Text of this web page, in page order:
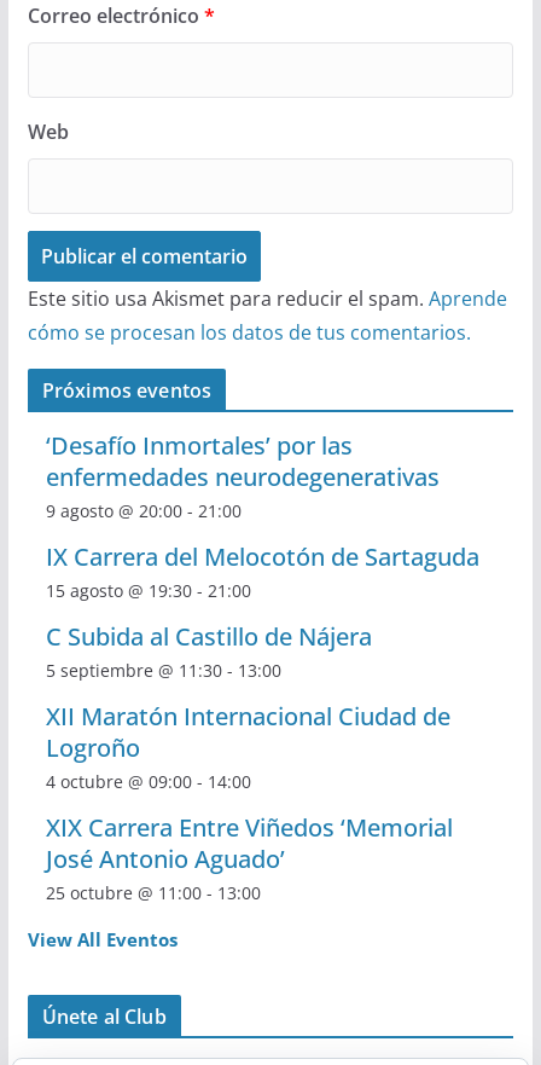
Correo electrónico *
Web
Este sitio usa Akismet para reducir el spam. Aprende
cómo se procesan los datos de tus comentarios.
Próximos eventos
‘Desafío Inmortales’ por las
enfermedades neurodegenerativas
9 agosto @ 20:00- 21:00
IX Carrera del Melocotón de Sartaguda
15 agosto @ 19:30- 21:00
C Subida al Castillo de Nájera
5 septiembre @ 11:30- 13:00
XII Maratón Internacional Ciudad de
Logroño
4 octubre @ 09:00- 14:00
XIX Carrera Entre Viñedos ‘Memorial
José Antonio Aguado’
25 octubre @ 11:00- 13:00
View All Eventos
Únete al Club